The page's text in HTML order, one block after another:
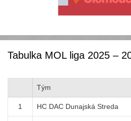
Tabulka MOL liga 2025 –
Tým
1 HC DAC Dunajská Streda